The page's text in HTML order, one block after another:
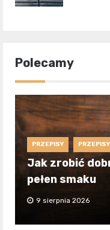
Polecamy
PRZEPISY
Jak zrobić
pełen smaku
9 sierpnia 2026